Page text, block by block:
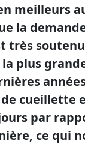
meilleurs
la
très
plus
cueillette
par
ce qui